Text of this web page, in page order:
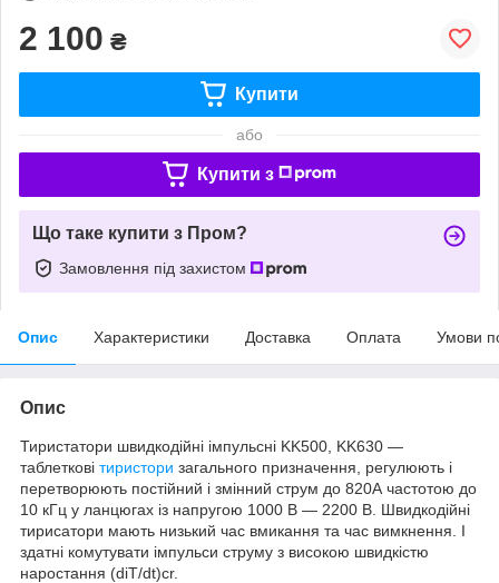
2 100 ₴
Купити
або
Купити з
Що таке купити з Пром?
Замовлення під захистом
Опис Характеристики Доставка Оплата Умови
Опис
Тиристатори швидкодійні імпульсні KK500, KK630 —
таблеткові тиристори загального призначення, регулюють і
перетворюють постійний і змінний струм до 820А частотою до
10 кГц у ланцюгах із напругою 1000 В — 2200 В. Швидкодійні
тирисатори мають низький час вмикання та час вимкнення. І
здатні комутувати імпульси струму з високою швидкістю
наростання (diT/dt)cr.